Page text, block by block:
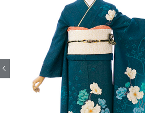
法人
お客
着物の種類から探す
七五三レンタル